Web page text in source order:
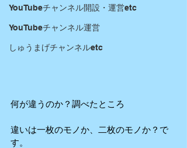
YouTubeチャンネル開設・運営etc
YouTubeチャンネル運営
しゅうまげチャンネルetc
何が違うのか？調べたところ
違いは一枚のモノか、二枚のモノか？で
す。